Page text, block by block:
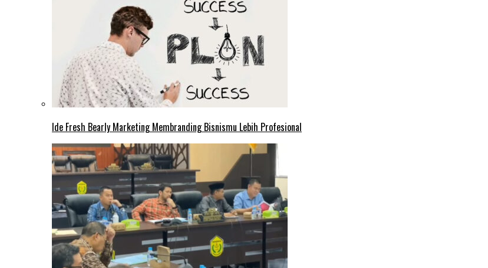
Ide Fresh Bearly Marketing Membranding Bisnismu Lebih Profesional